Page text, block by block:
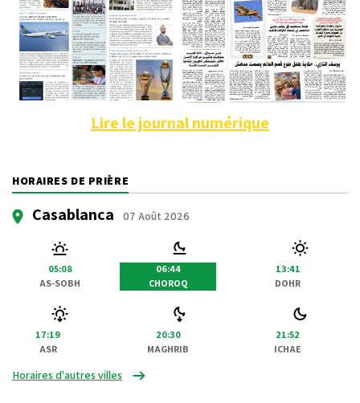
Lire le journal numérique
HORAIRES DE PRIÈRE
Casablanca 07 Août 2026
05:08
AS-SOBH
06:44
CHOROQ
13:41
DOHR
17:19
ASR
20:30
MAGHRIB
21:52
ICHAE
Horaires d'autres villes